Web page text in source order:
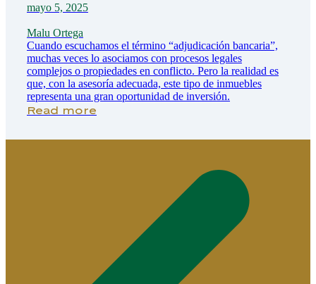
mayo 5, 2025
Malu Ortega
Cuando escuchamos el término “adjudicación bancaria”,
muchas veces lo asociamos con procesos legales
complejos o propiedades en conflicto. Pero la realidad es
que, con la asesoría adecuada, este tipo de inmuebles
representa una gran oportunidad de inversión.
Read more